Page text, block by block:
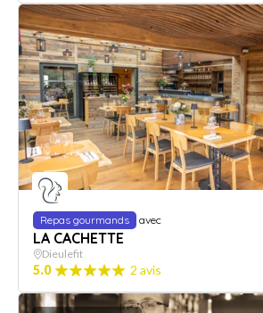
Repas gourmands avec
LA CACHETTE
Dieulefit
5.0 2 avis